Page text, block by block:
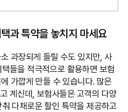
과 특약을 놓치지 마세요
과장되게 들릴 수도 있지만, 사
들을 적극적으로 활용하면 보험
가깝게 만들 수 있습니다. 많은
계신데, 보험사들은 고객의 다양
다채로운 할인 특약을 제공하고